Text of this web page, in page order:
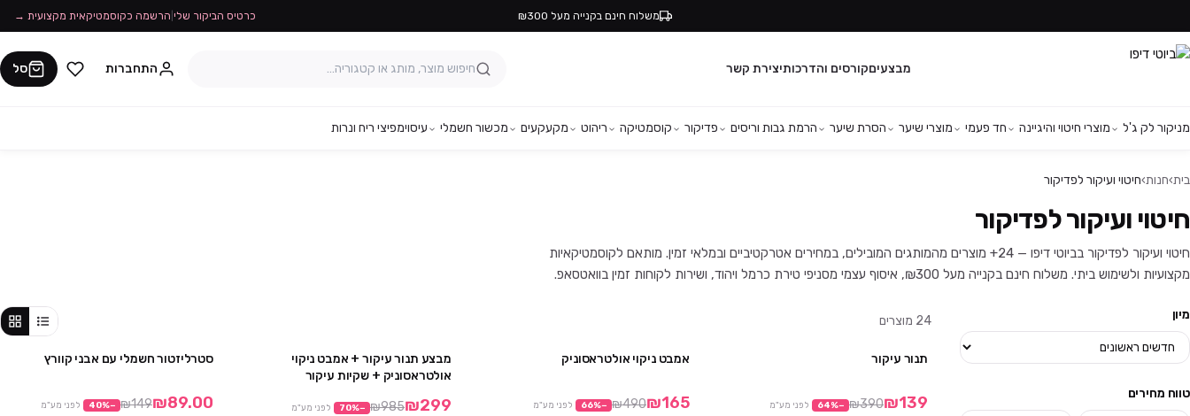
משלוח חינם בקנייה מעל ₪300 כרטיס הביקור שלי הרשמה כקוסמטיקאית מקצועית →
מבצעיםקורסים והדרכותיצירת קשר התחברות סל
מניקור לק ג'ל מוצרי חיטוי והיגיינה חד פעמי מוצרי שיער הסרת שיער הרמת גבות וריסים פדיקור קוסמטיקה ריהוט מקעקעים מכשור חשמלי עיסוימפיצי ריח ונרות
בית›חנות›חיטוי ועיקור לפדיקור
חיטוי ועיקור לפדיקור
חיטוי ועיקור לפדיקור בביוטי דיפו — 24+ מוצרים מהמותגים המובילים, במחירים אטרקטיביים ובמלאי זמין. מותאם לקוסמטיקאיות
מקצועיות ולשימוש ביתי. משלוח חינם בקנייה מעל ₪300, איסוף עצמי מסניפי טירת כרמל ויהוד, ושירות לקוחות זמין בוואטסאפ.
מיון
טווח מחירים
24 מוצרים
תנור עיקור
₪139
₪390
−
64% לפני מע"מ
אמבט ניקוי אולטראסוניק
₪165
₪490
−
66% לפני מע"מ
מבצע תנור עיקור + אמבט ניקוי
אולטראסוניק + שקיות עיקור
₪299
₪985
−
70% לפני מע"מ
סטרליזטור חשמלי עם אבני קוורץ
₪89.00
₪149
−
40% לפני מע"מ